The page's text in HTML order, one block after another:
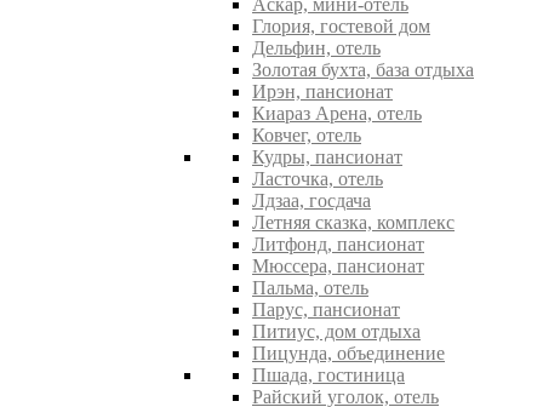
Аскар, мини-отель
Глория, гостевой дом
Дельфин, отель
Золотая бухта, база отдыха
Ирэн, пансионат
Киараз Арена, отель
Ковчег, отель
Кудры, пансионат
Ласточка, отель
Лдзаа, госдача
Летняя сказка, комплекс
Литфонд, пансионат
Мюссера, пансионат
Пальма, отель
Парус, пансионат
Питиус, дом отдыха
Пицунда, объединение
Пшада, гостиница
Райский уголок, отель